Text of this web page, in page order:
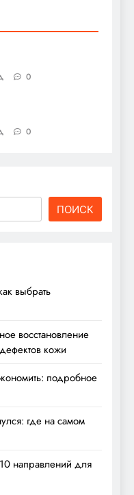
0
0
ПОИСК
выбрать
восстановление
кожи
подробное
где на самом
направлений для